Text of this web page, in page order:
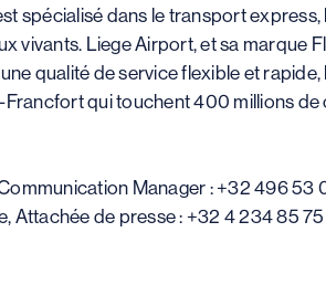
spécialisé dans le transport
vivants. Liege Airport, et sa marque
qualité de service flexible et
Francfort qui touchent 400 millions
Manager : +32 496 53
Attachée de presse : +32 4 234 85